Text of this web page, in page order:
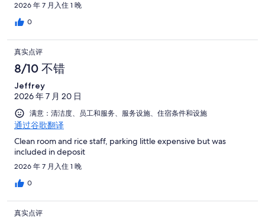
2026 年 7 月入住 1 晚
0
真实点评
8/10 不错
Jeffrey
2026 年 7 月 20 日
满意：清洁度、员工和服务、服务设施、住宿条件和设施
通过谷歌翻译
Clean room and rice staff, parking little expensive but was
included in deposit
2026 年 7 月入住 1 晚
0
真实点评